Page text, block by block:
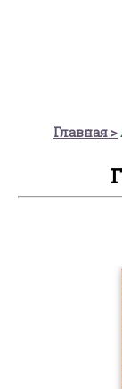
Главная